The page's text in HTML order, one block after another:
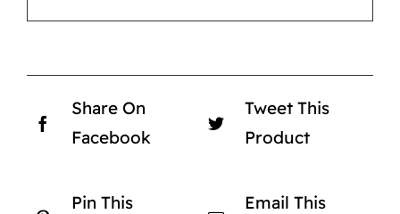
Share On
Facebook
Tweet This
Product
Pin This
Email This